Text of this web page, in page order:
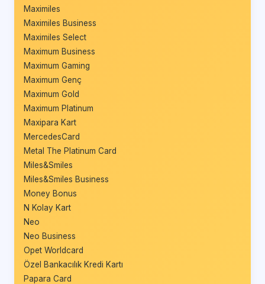
Maximiles
Maximiles Business
Maximiles Select
Maximum Business
Maximum Gaming
Maximum Genç
Maximum Gold
Maximum Platinum
Maxipara Kart
MercedesCard
Metal The Platinum Card
Miles&Smiles
Miles&Smiles Business
Money Bonus
N Kolay Kart
Neo
Neo Business
Opet Worldcard
Özel Bankacılık Kredi Kartı
Papara Card